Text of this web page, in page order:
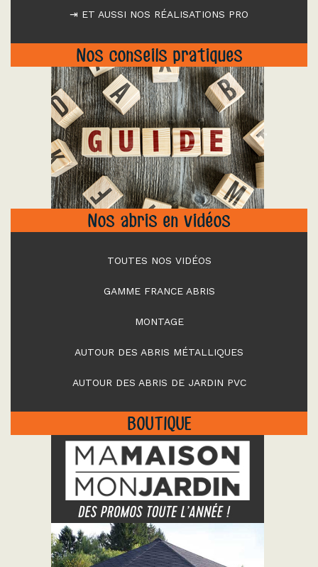
⇥ ET AUSSI NOS RÉALISATIONS PRO
Nos conseils pratiques
"
Nos abris en vidéos
TOUTES NOS VIDÉOS
GAMME FRANCE ABRIS
MONTAGE
AUTOUR DES ABRIS MÉTALLIQUES
AUTOUR DES ABRIS DE JARDIN PVC
BOUTIQUE